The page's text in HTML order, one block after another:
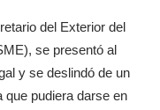
del Exterior del
se presentó al
y se deslindó de un
que pudiera darse en